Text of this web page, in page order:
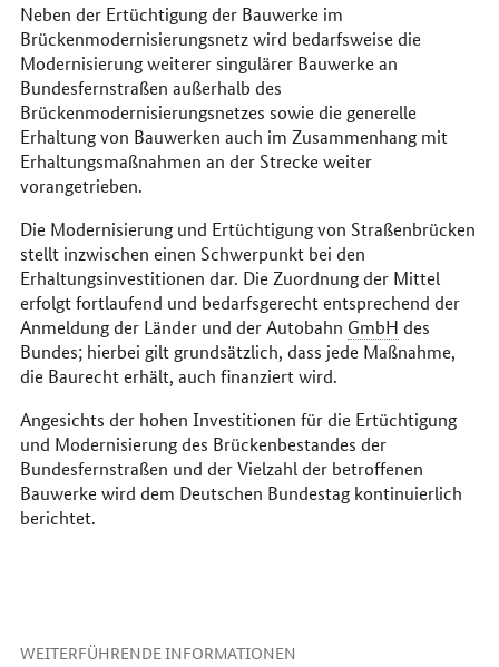
Neben der Ertüchtigung der Bauwerke im
Brückenmodernisierungsnetz wird bedarfsweise die
Modernisierung weiterer singulärer Bauwerke an
Bundesfernstraßen außerhalb des
Brückenmodernisierungsnetzes sowie die generelle
Erhaltung von Bauwerken auch im Zusammenhang mit
Erhaltungsmaßnahmen an der Strecke weiter
vorangetrieben.
Die Modernisierung und Ertüchtigung von Straßenbrücken
stellt inzwischen einen Schwerpunkt bei den
Erhaltungsinvestitionen dar. Die Zuordnung der Mittel
erfolgt fortlaufend und bedarfsgerecht entsprechend der
Anmeldung der Länder und der Autobahn GmbH des
Bundes; hierbei gilt grundsätzlich, dass jede Maßnahme,
die Baurecht erhält, auch finanziert wird.
Angesichts der hohen Investitionen für die Ertüchtigung
und Modernisierung des Brückenbestandes der
Bundesfernstraßen und der Vielzahl der betroffenen
Bauwerke wird dem Deutschen Bundestag kontinuierlich
berichtet.
WEITERFÜHRENDE INFORMATIONEN